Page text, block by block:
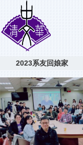
2023系友回娘家